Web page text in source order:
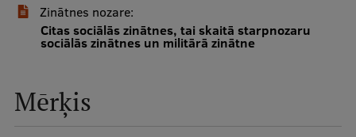
Studiju norises vietas
Fakultātes
Stratēģija
Zinātnes nozare:
Citas sociālās zinātnes, tai skaitā starpnozaru
sociālās zinātnes un militārā zinātne
Mērķis